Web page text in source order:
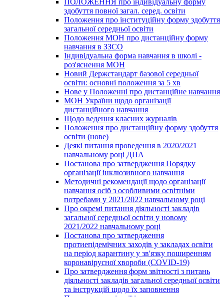
ПОЛОЖЕННЯ про індивідуальну форму
здобуття повної загал. серед. освіти
Положення про інституційну форму здобуття
загальної середньої освіти
Положення МОН про дистанційну форму
навчання в ЗЗСО
Індивідуальна форма навчання в школі -
роз'яснення МОН
Новий Держстандарт базової середньої
освіти: основні положення за 5 хв
Нове у Положенні про дистанційне навчання
МОН України щодо організації
дистанційного навчання
Щодо ведення класних журналів
Положення про дистанційну форму здобуття
освіти (нове)
Деякі питання проведення в 2020/2021
навчальному році ДПА
Постанова про затвердження Порядку
організації інклюзивного навчання
Методичні рекомендації щодо організації
навчання осіб з особливими освітніми
потребами у 2021/2022 навчальному році
Про окремі питання діяльності закладів
загальної середньої освіти у новому
2021/2022 навчальному році
Постанова про затвердження
протиепідемічних заходів у закладах освіти
на період карантину у зв'язку поширенням
коронавірусної хвороби (COVID-19)
Про затвердження форм звітності з питань
діяльності закладів загальної середньої освіти
та інструкцій щодо їх заповнення